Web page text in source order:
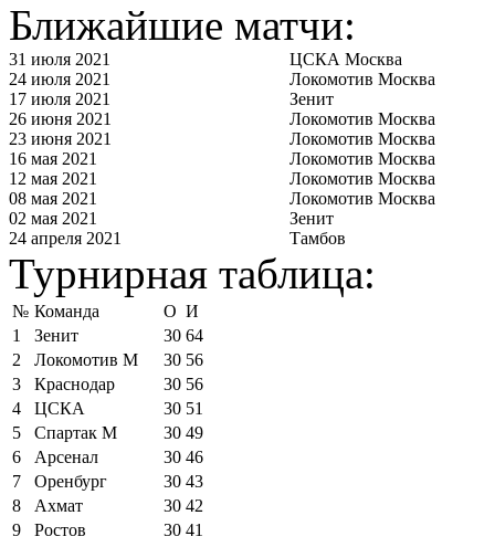
Ближайшие матчи:
31 июля 2021
ЦСКА Москва
24 июля 2021
Локомотив Москва
17 июля 2021
Зенит
26 июня 2021
Локомотив Москва
23 июня 2021
Локомотив Москва
16 мая 2021
Локомотив Москва
12 мая 2021
Локомотив Москва
08 мая 2021
Локомотив Москва
02 мая 2021
Зенит
24 апреля 2021
Тамбов
Турнирная таблица:
№ Команда О И
1
Зенит 30 64
2
Локомотив М 30 56
3
Краснодар 30 56
4
ЦСКА 30 51
5
Спартак М 30 49
6
Арсенал 30 46
7
Оренбург 30 43
8
Ахмат 30 42
9
Ростов 30 41